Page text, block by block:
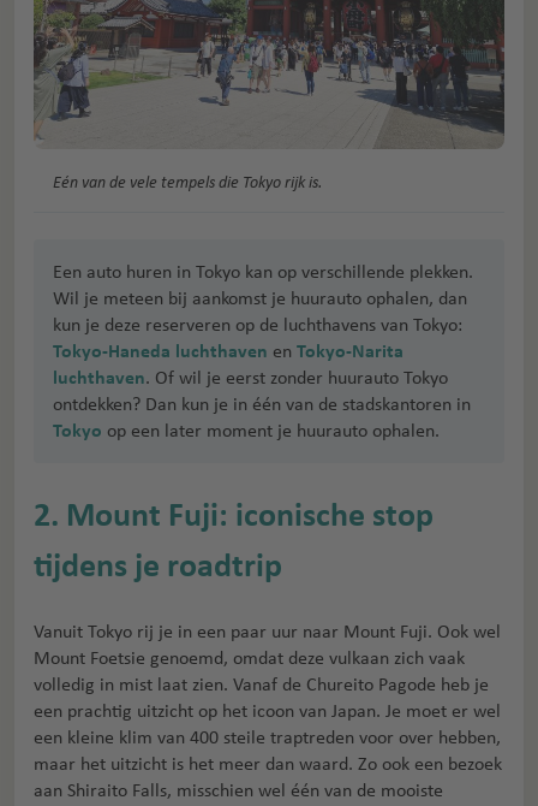
Eén van de vele tempels die Tokyo rijk is.
Een auto huren in Tokyo kan op verschillende plekken.
Wil je meteen bij aankomst je huurauto ophalen, dan
kun je deze reserveren op de luchthavens van Tokyo:
Tokyo-Haneda luchthaven en Tokyo-Narita
luchthaven. Of wil je eerst zonder huurauto Tokyo
ontdekken? Dan kun je in één van de stadskantoren in
Tokyo op een later moment je huurauto ophalen.
2. Mount Fuji: iconische stop
tijdens je roadtrip
Vanuit Tokyo rij je in een paar uur naar Mount Fuji. Ook wel
Mount Foetsie genoemd, omdat deze vulkaan zich vaak
volledig in mist laat zien. Vanaf de Chureito Pagode heb je
een prachtig uitzicht op het icoon van Japan. Je moet er wel
een kleine klim van 400 steile traptreden voor over hebben,
maar het uitzicht is het meer dan waard. Zo ook een bezoek
aan Shiraito Falls, misschien wel één van de mooiste